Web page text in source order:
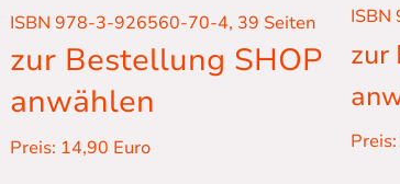
ISBN 978-3-926560-70-4, 39 Seiten
zur Bestellung SHOP
anwählen
Preis: 14,90 Euro
zur